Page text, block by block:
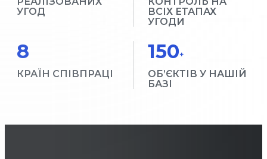
УГОД
ВСІХ ЕТАПАХ
УГОДИ
8
КРАЇН СПІВПРАЦІ
150+
ОБ’ЄКТІВ У НАШІЙ
БАЗІ